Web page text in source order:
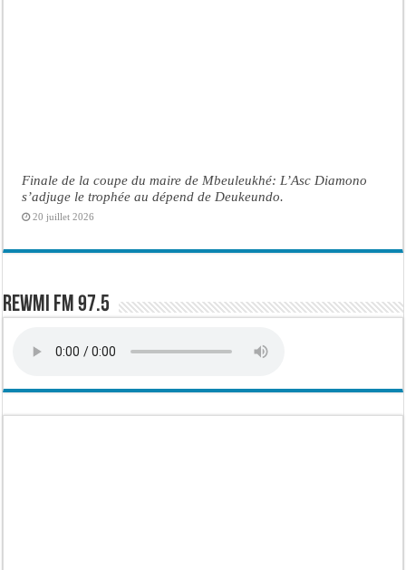
Finale de la coupe du maire de Mbeuleukhé: L’Asc Diamono
s’adjuge le trophée au dépend de Deukeundo.
20 juillet 2026
Rewmi FM 97.5